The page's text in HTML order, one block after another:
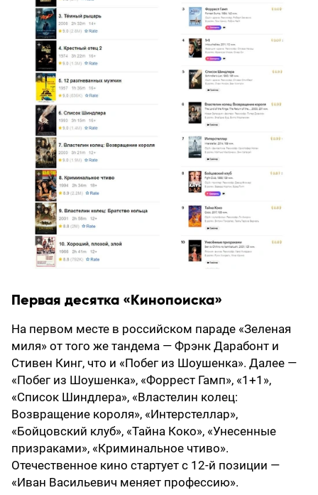
Первая десятка «Кинопоиска»
На первом месте в российском параде «Зеленая
миля» от того же тандема — Фрэнк Дарабонт и
Стивен Кинг, что и «Побег из Шоушенка». Далее —
«Побег из Шоушенка», «Форрест Гамп», «1+1»,
«Список Шиндлера», «Властелин колец:
Возвращение короля», «Интерстеллар»,
«Бойцовский клуб», «Тайна Коко», «Унесенные
призраками», «Криминальное чтиво».
Отечественное кино стартует с 12-й позиции —
«Иван Васильевич меняет профессию».